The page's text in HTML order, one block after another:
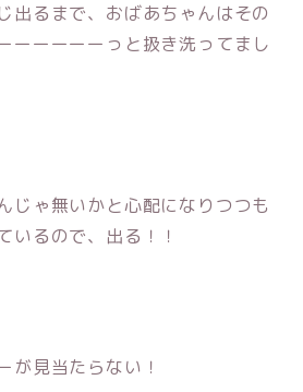
出るまで、おばあちゃんはその
ーーーーーっと扱き洗ってまし
じゃ無いかと心配になりつつも
いるので、出る！！
が見当たらない！